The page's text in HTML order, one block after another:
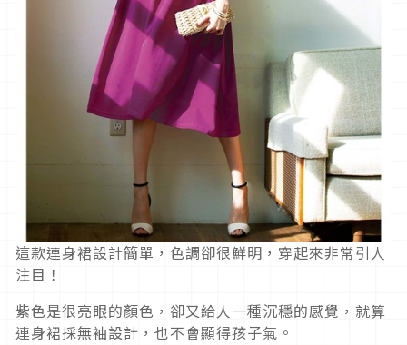
這款連身裙設計簡單，色調卻很鮮明，穿起來非常引人
注目！
紫色是很亮眼的顏色，卻又給人一種沉穩的感覺，就算
連身裙採無袖設計，也不會顯得孩子氣。